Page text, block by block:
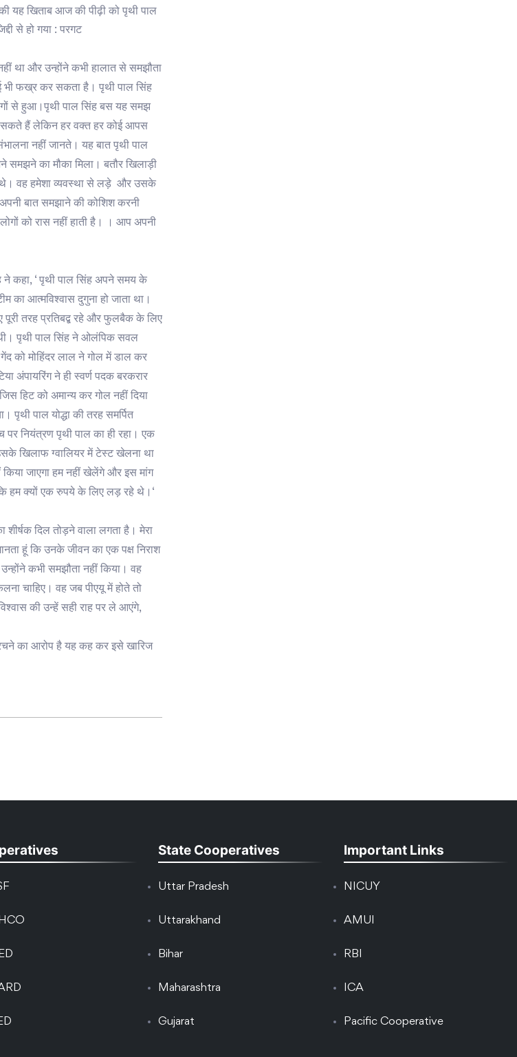
यह खिताब आज की पीढ़ी को पृथी पाल
से हो गया : परगट
था और उन्होंने कभी हालात से समझौता
भी फख्र कर सकता है। पृथी पाल सिंह
से हुआ।पृथी पाल सिंह बस यह समझ
सकते हैं लेकिन हर वक्त हर कोई आपस
नहीं जानते। यह बात पृथी पाल
समझने का मौका मिला। बतौर खिलाड़ी
थे। वह हमेशा व्यवस्था से लड़े और उसके
बात समझाने की कोशिश करनी
को रास नहीं हाती है। । आप अपनी
कहा, ‘ पृथी पाल सिंह अपने समय के
का आत्मविश्वास दुगुना हो जाता था।
पूरी तरह प्रतिबद्ब रहे और फुलबैक के लिए
थी। पृथी पाल सिंह ने ओलंपिक सवल
को मोहिंदर लाल ने गोल में डाल कर
अंपायरिंग ने ही स्वर्ण पदक बरकरार
हिट को अमान्य कर गोल नहीं दिया
पृथी पाल योद्धा की तरह समर्पित
नियंत्रण पृथी पाल का ही रहा। एक
खिलाफ ग्वालियर में टेस्ट खेलना था
जाएगा हम नहीं खेलेंगे और इस मांग
हम क्यों एक रुपये के लिए लड़ रहे थे।‘
दिल तोड़ने वाला लगता है। मेरा
हूं कि उनके जीवन का एक पक्ष निराश
कभी समझौता नहीं किया। वह
चाहिए। वह जब पीएयू में होते तो
की उन्हें सही राह पर ले आएंगे,
रचने का आरोप है यह कह कर इसे खारिज
State Cooperatives
Uttar Pradesh
Uttarakhand
Bihar
Maharashtra
Gujarat
Important Links
NICUY
AMUI
RBI
ICA
Pacific Cooperative